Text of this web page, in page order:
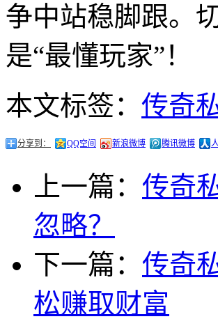
争中站稳脚跟。
是“最懂玩家”！
本文标签： 传奇
分享到： QQ空间 新浪微博 腾讯微博
上一篇： 传奇
忽略？
下一篇： 传奇
松赚取财富